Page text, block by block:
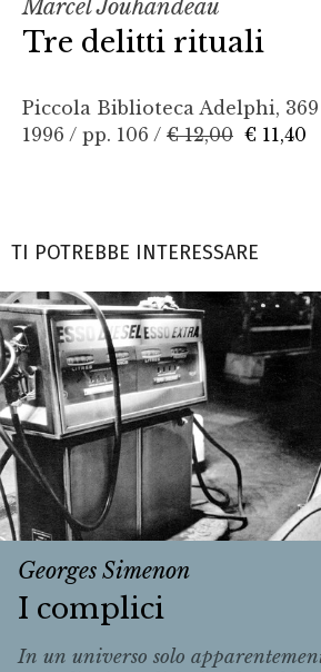
Marcel Jouhandeau
Tre delitti rituali
Piccola Biblioteca Adelphi, 369
1996 / pp. 106 / € 12,00 € 11,40
TI POTREBBE INTERESSARE
Georges Simenon
I complici
In un universo solo